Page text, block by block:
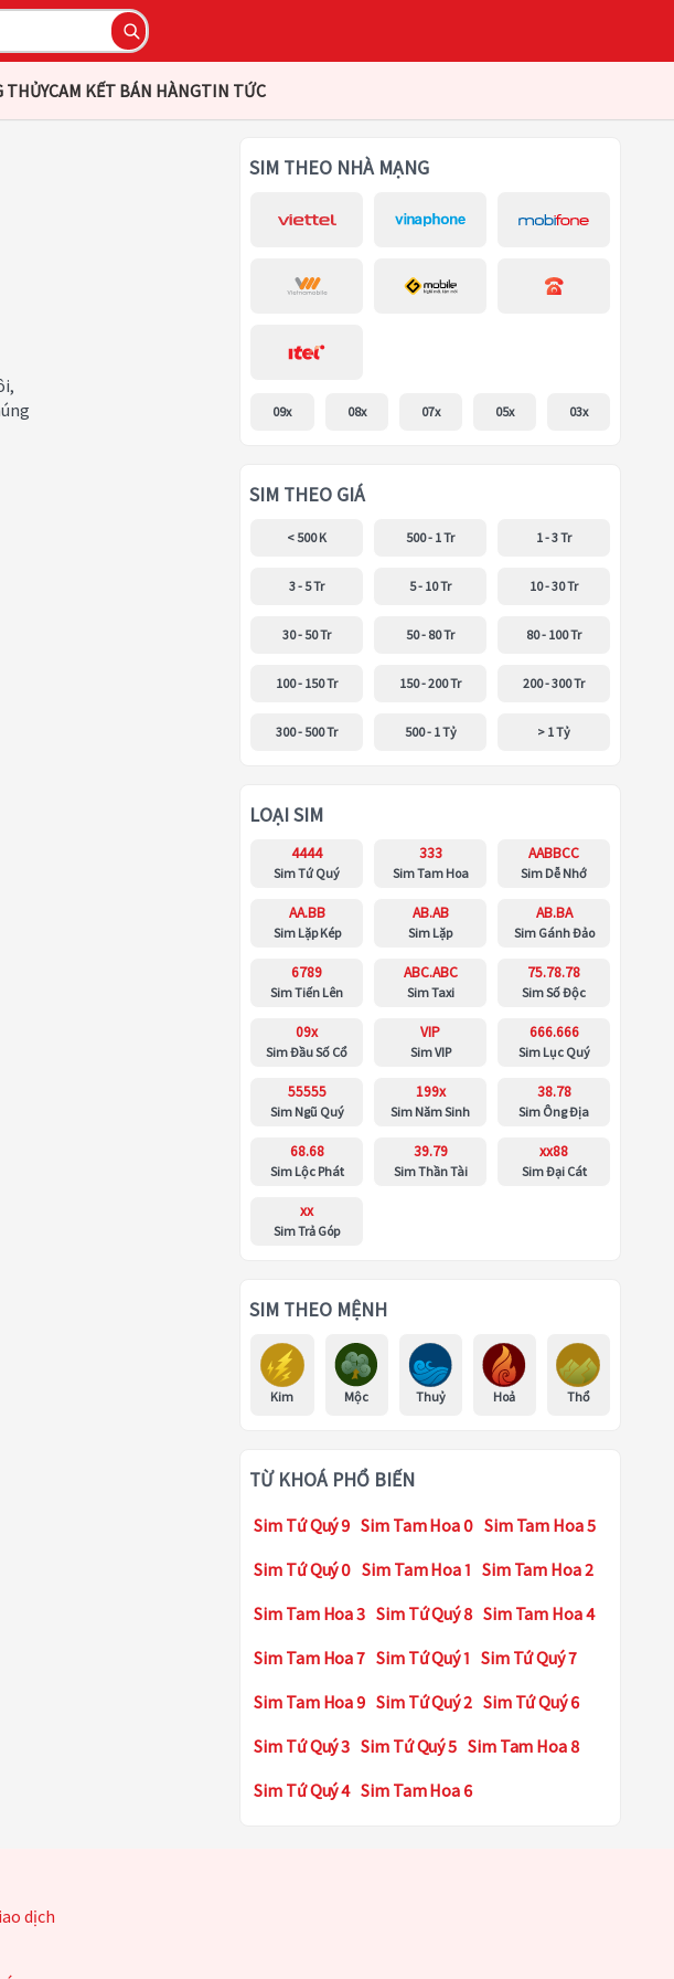
THỦYCAM KẾT BÁN HÀNGTIN TỨC
SIM THEO NHÀ MẠNG
09x 08x 07x 05x 03x
SIM THEO GIÁ
< 500 K 500 - 1 Tr 1 - 3 Tr
3 - 5 Tr 5 - 10 Tr 10 - 30 Tr
30 - 50 Tr 50 - 80 Tr 80 - 100 Tr
100 - 150 Tr 150 - 200 Tr 200 - 300 Tr
300 - 500 Tr 500 - 1 Tỷ > 1 Tỷ
LOẠI SIM
4444
Sim Tứ Quý
333
Sim Tam Hoa
AABBCC
Sim Dễ Nhớ
AA.BB
Sim Lặp Kép
AB.AB
Sim Lặp
AB.BA
Sim Gánh Đảo
6789
Sim Tiến Lên
ABC.ABC
Sim Taxi
75.78.78
Sim Số Độc
09x
Sim Đầu Số Cổ
VIP
Sim VIP
666.666
Sim Lục Quý
55555
Sim Ngũ Quý
199x
Sim Năm Sinh
38.78
Sim Ông Địa
68.68
Sim Lộc Phát
39.79
Sim Thần Tài
xx88
Sim Đại Cát
xx
Sim Trả Góp
SIM THEO MỆNH
Kim Mộc Thuỷ Hoả Thổ
TỪ KHOÁ PHỔ BIẾN
Sim Tứ Quý 9 Sim Tam Hoa 0 Sim Tam Hoa 5
Sim Tứ Quý 0 Sim Tam Hoa 1 Sim Tam Hoa 2
Sim Tam Hoa 3 Sim Tứ Quý 8 Sim Tam Hoa 4
Sim Tam Hoa 7 Sim Tứ Quý 1 Sim Tứ Quý 7
Sim Tam Hoa 9 Sim Tứ Quý 2 Sim Tứ Quý 6
Sim Tứ Quý 3 Sim Tứ Quý 5 Sim Tam Hoa 8
Sim Tứ Quý 4 Sim Tam Hoa 6
dịch